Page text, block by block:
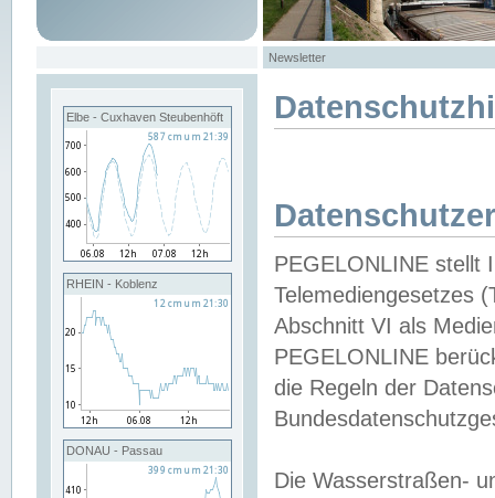
Newsletter
Elbe - Cuxhaven Steubenhöft
RHEIN - Koblenz
DONAU - Passau
PEGELONLINE stellt
Telemediengesetzes
Abschnitt VI als
PEGELONLINE
die Regeln der
Die Wasserstraßen-